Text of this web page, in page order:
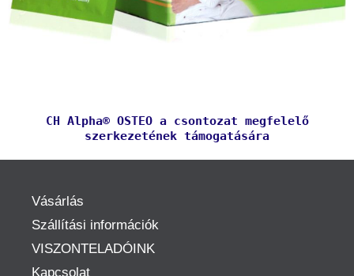
CH Alpha® OSTEO a csontozat megfelelő
szerkezetének támogatására
Vásárlás
Szállítási információk
VISZONTELADÓINK
Kapcsolat